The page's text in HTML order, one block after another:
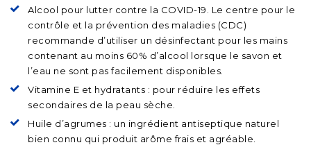
Alcool pour lutter contre la COVID-19. Le centre pour le
contrôle et la prévention des maladies (CDC)
recommande d’utiliser un désinfectant pour les mains
contenant au moins 60% d’alcool lorsque le savon et
l’eau ne sont pas facilement disponibles.
Vitamine E et hydratants : pour réduire les effets
secondaires de la peau sèche.
Huile d’agrumes : un ingrédient antiseptique naturel
bien connu qui produit arôme frais et agréable.